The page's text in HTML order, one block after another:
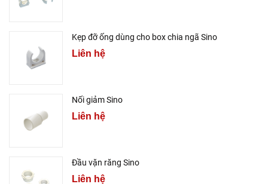
Kẹp đỡ ống dùng cho box chia ngã Sino
Liên hệ
Nối giảm Sino
Liên hệ
Đầu vặn răng Sino
Liên hệ